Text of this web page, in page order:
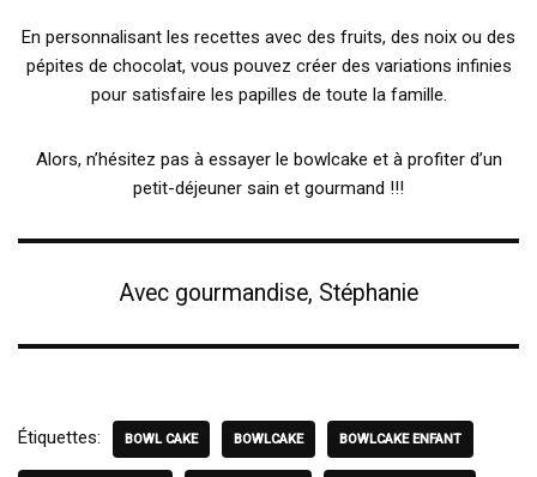
En personnalisant les recettes avec des fruits, des noix ou des
pépites de chocolat, vous pouvez créer des variations infinies
pour satisfaire les papilles de toute la famille.
Alors, n’hésitez pas à essayer le bowlcake et à profiter d’un
petit-déjeuner sain et gourmand !!!
Avec gourmandise, Stéphanie
Étiquettes: BOWL CAKE BOWLCAKE BOWLCAKE ENFANT